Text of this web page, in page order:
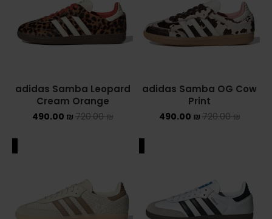
adidas Samba OG Cow
Print
720.00₪
490.00₪
adidas Samba Leopard
Cream Orange
720.00₪
490.00₪
adidas Samba OG GS
White Black
685.00 ₪
469.00₪
adidas Samba OG
Cream White Cardboard
520.00
469.00₪